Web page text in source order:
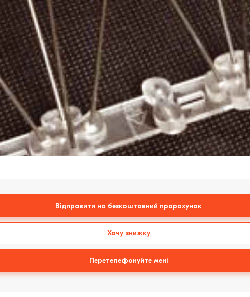
Відправити на безкоштовний прорахунок
Хочу знижку
Перетелефонуйте мені